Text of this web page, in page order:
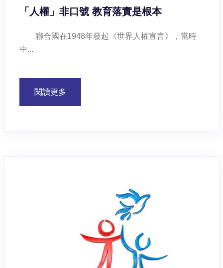
「人權」非口號 教育落實是根本
聯合國在1948年發起《世界人權宣言》，當時
中...
閱讀更多